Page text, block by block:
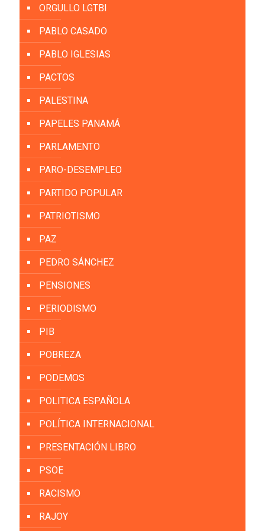
ORGULLO LGTBI
PABLO CASADO
PABLO IGLESIAS
PACTOS
PALESTINA
PAPELES PANAMÁ
PARLAMENTO
PARO-DESEMPLEO
PARTIDO POPULAR
PATRIOTISMO
PAZ
PEDRO SÁNCHEZ
PENSIONES
PERIODISMO
PIB
POBREZA
PODEMOS
POLITICA ESPAÑOLA
POLÍTICA INTERNACIONAL
PRESENTACIÓN LIBRO
PSOE
RACISMO
RAJOY